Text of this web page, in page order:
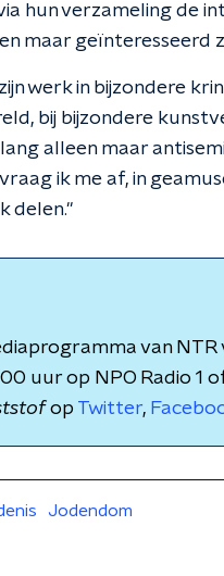
hun verzameling de
maar geïnteresseerd
werk in bijzondere
bij bijzondere
alleen maar
ik me af, in
delen."
van
uur op NPO Radio
op Twitter,
Jodendom